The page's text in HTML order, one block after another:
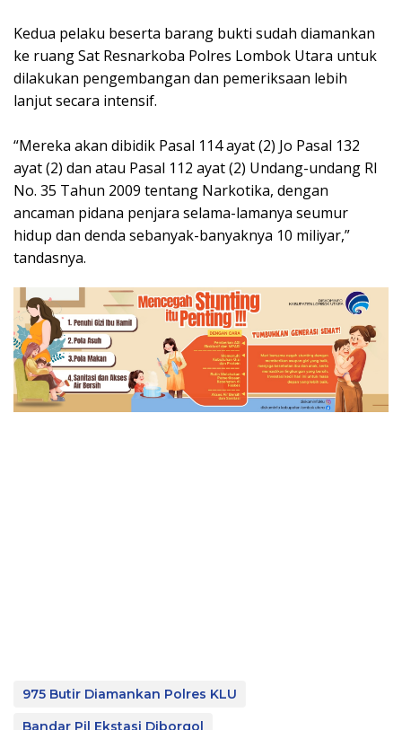
Kedua pelaku beserta barang bukti sudah diamankan
ke ruang Sat Resnarkoba Polres Lombok Utara untuk
dilakukan pengembangan dan pemeriksaan lebih
lanjut secara intensif.
“Mereka akan dibidik Pasal 114 ayat (2) Jo Pasal 132
ayat (2) dan atau Pasal 112 ayat (2) Undang-undang RI
No. 35 Tahun 2009 tentang Narkotika, dengan
ancaman pidana penjara selama-lamanya seumur
hidup dan denda sebanyak-banyaknya 10 miliyar,”
tandasnya.
975 Butir Diamankan Polres KLU
Bandar Pil Ekstasi Diborgol